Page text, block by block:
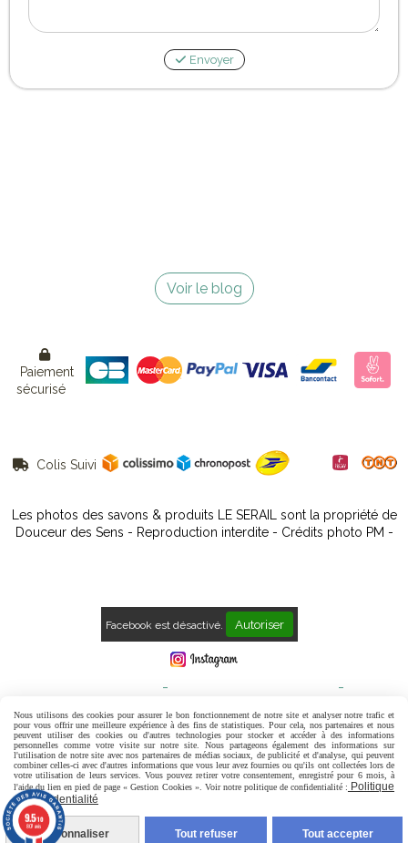
Envoyer
Voir le blog

Paiement
sécurisé
 Colis Suivi
Les photos des savons & produits LE SERAIL sont la propriété de
Douceur des Sens - Reproduction interdite - Crédits photo PM -
Facebook est désactivé. Autoriser
Politique de confidentialité Gestion cookies Mon Compte
Contact Avis Clients
9.5/10
807 avis
Nous utilisons des cookies pour assurer le bon fonctionnement de notre site et analyser notre trafic et
pour vous offrir une meilleure expérience à des fins de statistiques. Pour cela, nos partenaires et nous
peuvent utiliser des cookies ou d'autres technologies pour stocker et accéder à des informations
personnelles comme votre visite sur notre site. Nous partageons également des informations sur
l'utilisation de notre site avec nos partenaires de médias sociaux, de publicité et d'analyse, qui peuvent
combiner celles-ci avec d'autres informations que vous leur avez fournies ou qu'ils ont collectées lors de
votre utilisation de leurs services. Vous pouvez retirer votre consentement, enregistré pour 6 mois, à
l'aide du lien en pied de page « Gestion Cookies ». Voir notre politique de confidentialité : Politique
de confidentialité
Personnaliser Tout refuser Tout accepter